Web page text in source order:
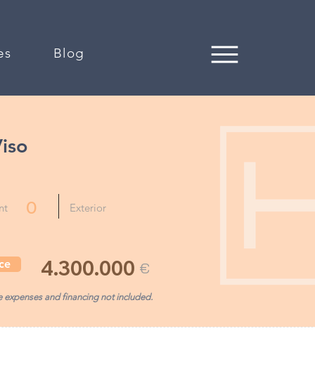
Blog
0 Exterior
4.300.000 €
expenses and financing not included.